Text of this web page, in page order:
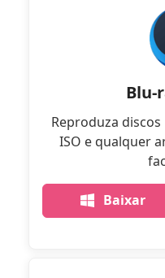
Blu-
Reproduza
ISO e qualquer
Baixar